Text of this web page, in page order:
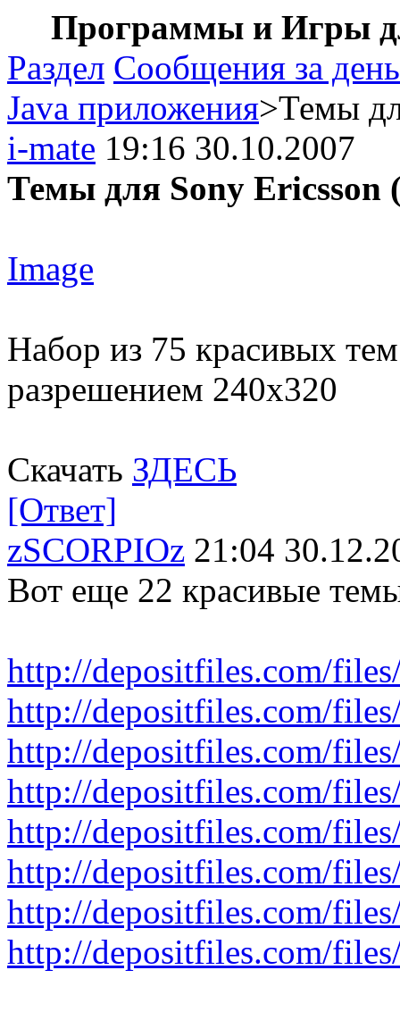
Программы и Игры
Раздел Сообщения за день
Java приложения>Темы
i-mate 19:16 30.10.2007
Темы для Sony Ericsson
Image
Набор из 75 красивых
разрешением 240х320
Скачать ЗДЕСЬ
[Ответ]
zSCORPIOz 21:04
Вот еще 22 красивые
http://depositfiles.com/
http://depositfiles.com/
http://depositfiles.com/
http://depositfiles.com/
http://depositfiles.com/
http://depositfiles.com/
http://depositfiles.com/
http://depositfiles.com/